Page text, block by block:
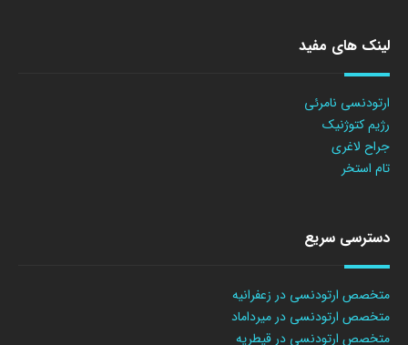
لینک های مفید
ارتودنسی نامرئی
رژیم کتوژنیک
جراح لاغری
تام استخر
دسترسی سریع
متخصص ارتودنسی در زعفرانیه
متخصص ارتودنسی در میرداماد
متخصص ارتودنسی در قیطریه